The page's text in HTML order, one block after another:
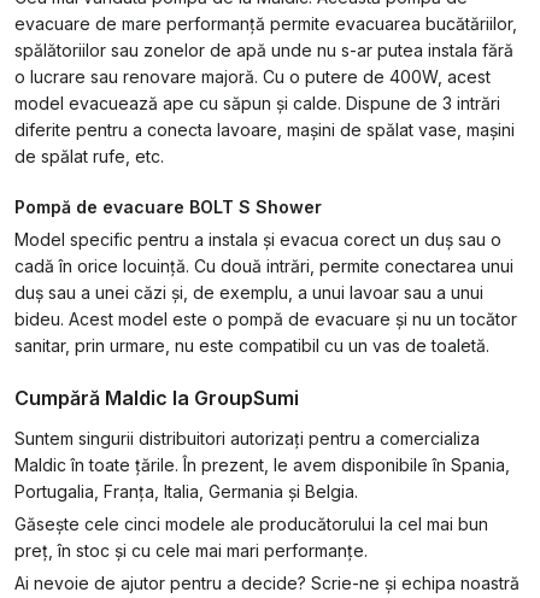
evacuare de mare performanță permite evacuarea bucătăriilor,
spălătoriilor sau zonelor de apă unde nu s-ar putea instala fără
o lucrare sau renovare majoră. Cu o putere de 400W, acest
model evacuează ape cu săpun și calde. Dispune de 3 intrări
diferite pentru a conecta lavoare, mașini de spălat vase, mașini
de spălat rufe, etc.
Pompă de evacuare BOLT S Shower
Model specific pentru a instala și evacua corect un duș sau o
cadă în orice locuință. Cu două intrări, permite conectarea unui
duș sau a unei căzi și, de exemplu, a unui lavoar sau a unui
bideu. Acest model este o pompă de evacuare și nu un tocător
sanitar, prin urmare, nu este compatibil cu un vas de toaletă.
Cumpără Maldic la GroupSumi
Suntem singurii distribuitori autorizați pentru a comercializa
Maldic în toate țările. În prezent, le avem disponibile în Spania,
Portugalia, Franța, Italia, Germania și Belgia.
Găsește cele cinci modele ale producătorului la cel mai bun
preț, în stoc și cu cele mai mari performanțe.
Ai nevoie de ajutor pentru a decide? Scrie-ne și echipa noastră